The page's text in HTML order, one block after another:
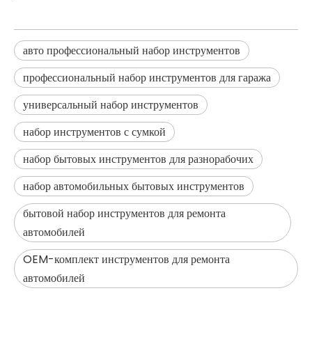
авто профессиональный набор инструментов
профессиональный набор инструментов для гаража
универсальный набор инструментов
набор инструментов с сумкой
набор бытовых инструментов для разнорабочих
набор автомобильных бытовых инструментов
бытовой набор инструментов для ремонта
автомобилей
OEM-комплект инструментов для ремонта
автомобилей